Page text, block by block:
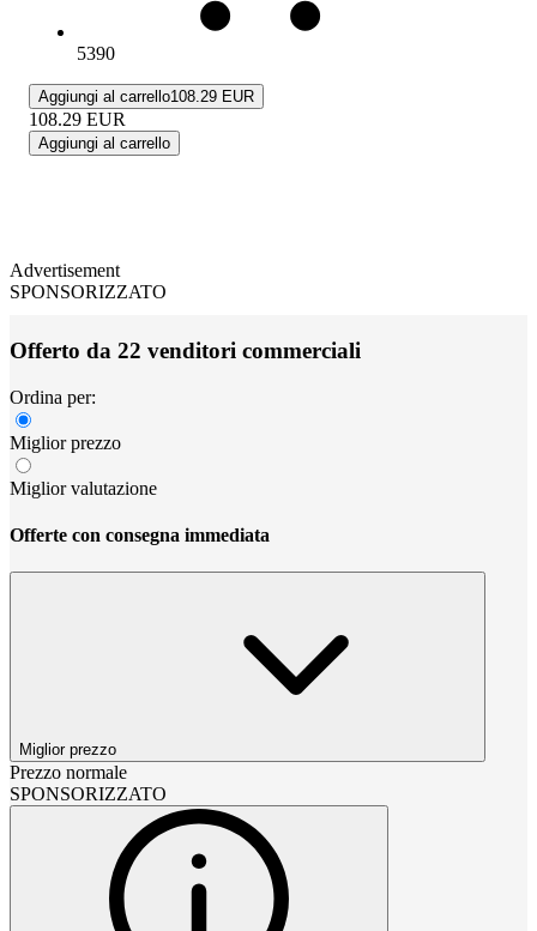
5390
Aggiungi al carrello108.29 EUR
108.29 EUR
Aggiungi al carrello
Advertisement
SPONSORIZZATO
Offerto da 22 venditori commerciali
Ordina per:
Miglior prezzo
Miglior valutazione
Offerte con consegna immediata
Miglior prezzo
Prezzo normale
SPONSORIZZATO